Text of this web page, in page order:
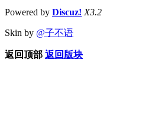
Powered by Discuz! X3.2
Skin by @子不语
返回顶部 返回版块